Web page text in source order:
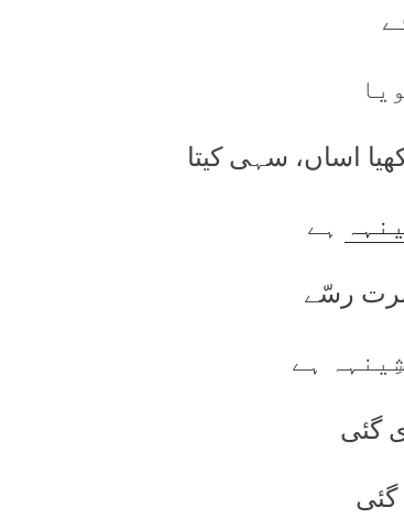
اساں، سہی کیتا
ہے
رسّے
ہے
گئی